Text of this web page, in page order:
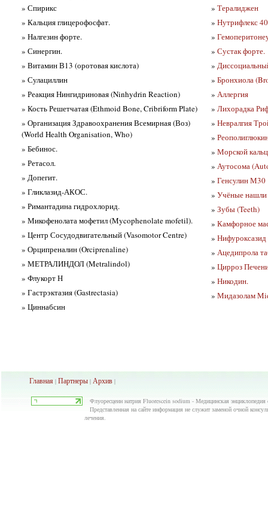
» Спирикс
» Кальция глицерофосфат.
» Налгезин форте.
» Синергин.
» Витамин В13 (оротовая кислота)
» Сулациллин
» Реакция Нингидриновая (Ninhydrin Reaction)
» Кость Решетчатая (Ethmoid Bone, Cribriform Plate)
» Организация Здравоохранения Всемирная (Воз)
(World Health Organisation, Who)
» Бебинос.
» Ретасол.
» Допегит.
» Гликлазид-АКОС.
» Римантадина гидрохлорид.
» Микофенолата мофетил (Mycophenolate mofetil).
» Центр Сосудодвигательный (Vasomotor Centre)
» Орципреналин (Orciprenaline)
» МЕТРАЛИНДОЛ (Metralindol)
» Флукорт Н
» Гастрэктазия (Gastrectasia)
» Циннабсин
» Тералиджен
» Нутрифлекс
»
» Сустак форте.
»
» Бронхиола
» Аллергия
» Лихорадка
» Невралгия
»
» Морской
» Аутосома
» Генсулин М30
» Учёные нашли
» Зубы (Teeth)
» Камфорное
»
» Ацедипрола
» Цирроз
» Никодин.
» Мидазолам
Главная | Партнеры | Архив |
Флуоресцеин натрия Fluorescein sodium - Медицинская
Представленная на сайте информация не служит заменой очной
лечения.